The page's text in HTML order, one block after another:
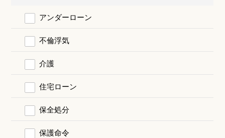
アンダーローン
不倫浮気
介護
住宅ローン
保全処分
保護命令